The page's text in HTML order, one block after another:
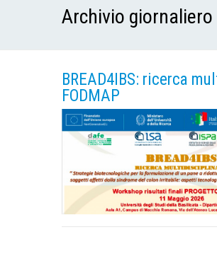
Archivio giornaliero
BREAD4IBS: ricerca
FODMAP